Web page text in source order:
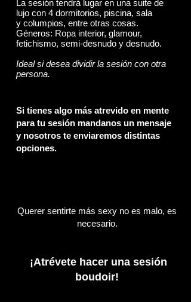
La sesión tendrá lugar en una suite de
lujo con 4 dormitorios, piscina, sala
y columpios, entre otras cosas.
Géneros: Ropa interior, glamour,
fetichismo, semi-desnudo y desnudo.
Ideal si desea dividir la sesión con otra
persona.
Si tienes algo más atrevido en mente
para tu sesión mandanos un mensaje
y nosotros te enviaremos distintas
opciones.
Querer sentirte más sexy no es malo, es
necesario.
¡Atrévete hacer una sesión
boudoir!